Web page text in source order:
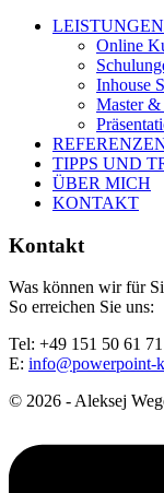
LEISTUNGEN
Online
Inhouse
Master &
TIPPS UND
ÜBER MICH
KONTAKT
Kontakt
Was können wir für
So erreichen Sie uns:
Tel: +49 151 50 61
E: info@powerpoint-
© 2026 - Aleksej